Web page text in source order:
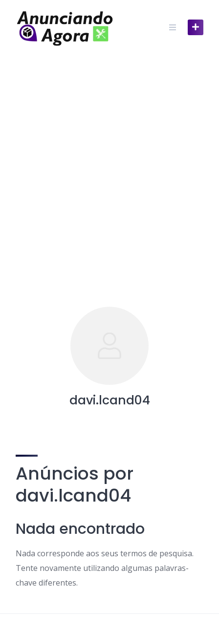
davi.lcand04
Anúncios por
davi.lcand04
Nada encontrado
Nada corresponde aos seus termos de pesquisa.
Tente novamente utilizando algumas palavras-
chave diferentes.